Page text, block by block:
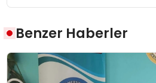
Benzer Haberler